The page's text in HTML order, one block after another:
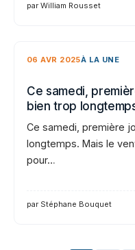
par William Rousset
06 AVR 2025À LA UNE
Ce samedi,
bien trop
Ce samedi, première
longtemps. Mais le
pour…
par Stéphane Bouquet